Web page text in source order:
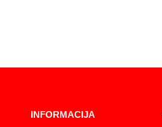
INFORMACIJA